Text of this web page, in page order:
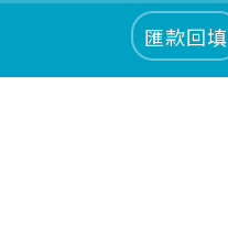
匯款回填